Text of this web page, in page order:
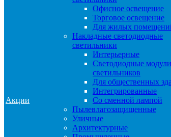
Акции
Офисное освещение
Торговое освещение
Для жилых
Накладные светодиодные
светильники
Интерьерные
Светодиодные
светильников
Для общественных
Интегрированные
Со сменной лампой
Пылевлагозащищенные
Уличные
Архитектурные